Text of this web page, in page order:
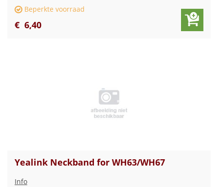
Beperkte voorraad
€ 6,40
Yealink Neckband for WH63/WH67
Info